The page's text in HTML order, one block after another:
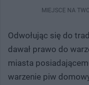
MIEJSCE NA
Odwołując się do
dawał prawo do
miasta
warzenie piw